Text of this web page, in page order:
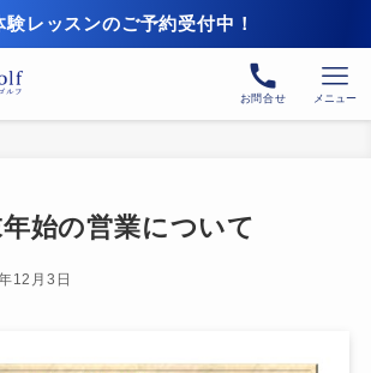
験レッスンのご予約受付中！
お問合せ メニュー
始の営業について
12月3日